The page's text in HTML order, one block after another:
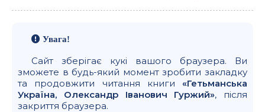
Увага!
Сайт зберігає кукі вашого браузера. Ви
зможете в будь-який момент зробити закладку
та продовжити читання книги «Гетьманська
Україна, Олександр Іванович Гуржий», після
закриття браузера.